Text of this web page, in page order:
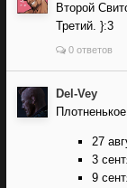
Второй
Третий. }:3
0 ответов
Del-Vey
27
3
9